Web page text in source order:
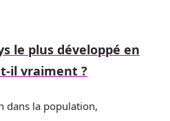
le plus développé en
il vraiment ?
dans la population,